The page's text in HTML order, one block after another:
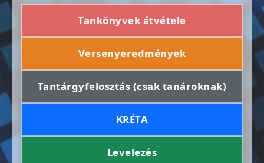
Tankönyvek átvétele
Versenyeredmények
Tantárgyfelosztás (csak tanároknak)
KRÉTA
Levelezés